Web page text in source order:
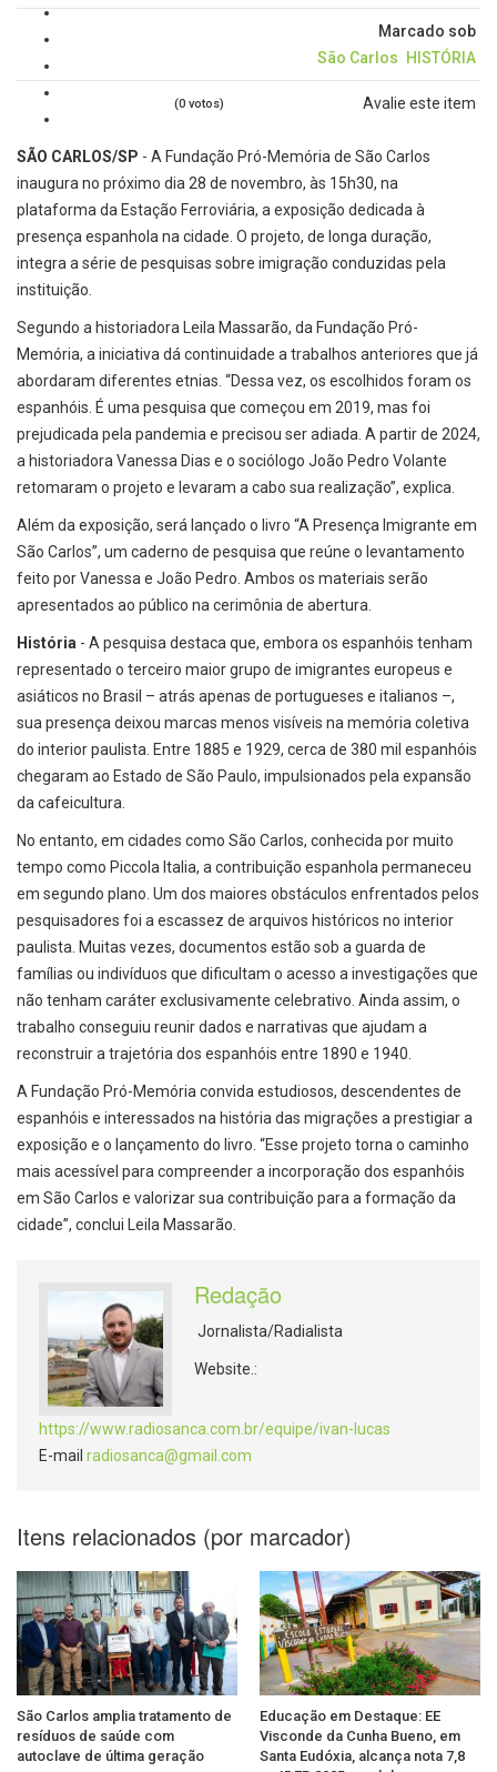
Marcado sob
São Carlos
HISTÓRIA
Avalie este item
(0 votos)
SÃO CARLOS/SP - A Fundação Pró-Memória de São Carlos
inaugura no próximo dia 28 de novembro, às 15h30, na
plataforma da Estação Ferroviária, a exposição dedicada à
presença espanhola na cidade. O projeto, de longa duração,
integra a série de pesquisas sobre imigração conduzidas pela
instituição.
Segundo a historiadora Leila Massarão, da Fundação Pró-
Memória, a iniciativa dá continuidade a trabalhos anteriores que já
abordaram diferentes etnias. “Dessa vez, os escolhidos foram os
espanhóis. É uma pesquisa que começou em 2019, mas foi
prejudicada pela pandemia e precisou ser adiada. A partir de 2024,
a historiadora Vanessa Dias e o sociólogo João Pedro Volante
retomaram o projeto e levaram a cabo sua realização”, explica.
Além da exposição, será lançado o livro “A Presença Imigrante em
São Carlos”, um caderno de pesquisa que reúne o levantamento
feito por Vanessa e João Pedro. Ambos os materiais serão
apresentados ao público na cerimônia de abertura.
História - A pesquisa destaca que, embora os espanhóis tenham
representado o terceiro maior grupo de imigrantes europeus e
asiáticos no Brasil – atrás apenas de portugueses e italianos –,
sua presença deixou marcas menos visíveis na memória coletiva
do interior paulista. Entre 1885 e 1929, cerca de 380 mil espanhóis
chegaram ao Estado de São Paulo, impulsionados pela expansão
da cafeicultura.
No entanto, em cidades como São Carlos, conhecida por muito
tempo como Piccola Italia, a contribuição espanhola permaneceu
em segundo plano. Um dos maiores obstáculos enfrentados pelos
pesquisadores foi a escassez de arquivos históricos no interior
paulista. Muitas vezes, documentos estão sob a guarda de
famílias ou indivíduos que dificultam o acesso a investigações que
não tenham caráter exclusivamente celebrativo. Ainda assim, o
trabalho conseguiu reunir dados e narrativas que ajudam a
reconstruir a trajetória dos espanhóis entre 1890 e 1940.
A Fundação Pró-Memória convida estudiosos, descendentes de
espanhóis e interessados na história das migrações a prestigiar a
exposição e o lançamento do livro. “Esse projeto torna o caminho
mais acessível para compreender a incorporação dos espanhóis
em São Carlos e valorizar sua contribuição para a formação da
cidade”, conclui Leila Massarão.
Redação
Jornalista/Radialista
Website.:
https://www.radiosanca.com.br/equipe/ivan-lucas
E-mail radiosanca@gmail.com
Itens relacionados (por marcador)
São Carlos amplia tratamento de
resíduos de saúde com
autoclave de última geração
Educação em Destaque: EE
Visconde da Cunha Bueno, em
Santa Eudóxia, alcança nota 7,8